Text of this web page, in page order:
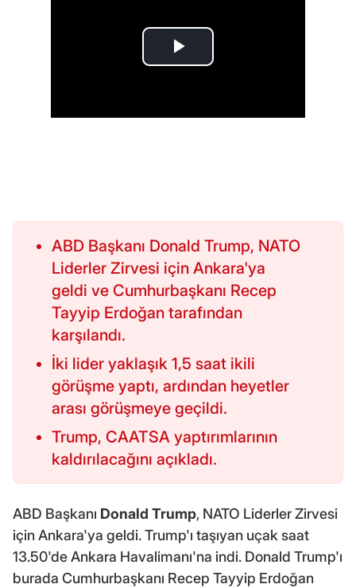
ABD Başkanı Donald Trump, NATO
Liderler Zirvesi için Ankara'ya
geldi ve Cumhurbaşkanı Recep
Tayyip Erdoğan tarafından
karşılandı.
İki lider yaklaşık 1,5 saat ikili
görüşme yaptı, ardından heyetler
arası görüşmeye geçildi.
Trump, CAATSA yaptırımlarının
kaldırılacağını açıkladı.
ABD Başkanı Donald Trump, NATO Liderler Zirvesi
için Ankara'ya geldi. Trump'ı taşıyan uçak saat
13.50'de Ankara Havalimanı'na indi. Donald Trump'ı
burada Cumhurbaşkanı Recep Tayyip Erdoğan